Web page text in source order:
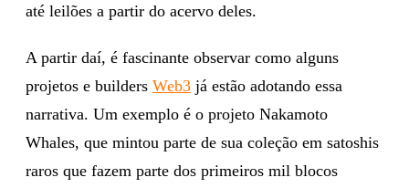
até leilões a partir do acervo deles.
A partir daí, é fascinante observar como alguns
projetos e builders Web3 já estão adotando essa
narrativa. Um exemplo é o projeto Nakamoto
Whales, que mintou parte de sua coleção em satoshis
raros que fazem parte dos primeiros mil blocos